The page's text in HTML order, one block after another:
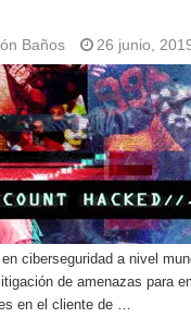
Baños 26 junio,
ciberseguridad a nivel
de amenazas para
en el cliente de …